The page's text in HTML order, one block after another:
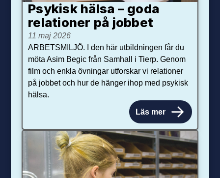
Psykisk hälsa – goda
relationer på jobbet
11 maj 2026
ARBETSMILJÖ. I den här utbildningen får du
möta Asim Begic från Samhall i Tierp. Genom
film och enkla övningar utforskar vi relationer
på jobbet och hur de hänger ihop med psykisk
hälsa.
Läs mer